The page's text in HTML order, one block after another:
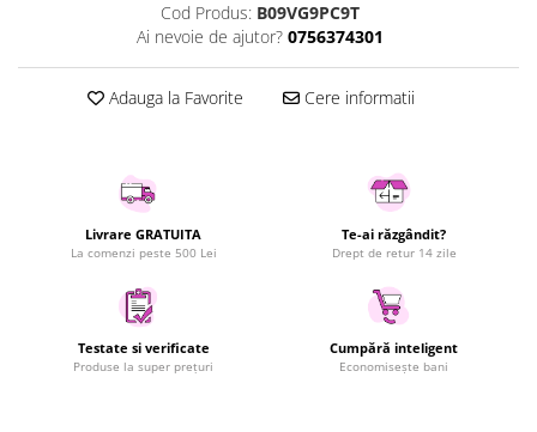
Wearable & Gadgeturi
Electrocasnice & Climatizare
Accesorii si piese masini spalat
rufe si uscatoare
Aparate Frigorifice
Aparate Racire Aer
Aragaze si cuptoare cu microunde
Climatizare & sisteme de incalzire
Electrocasnice pentru Bucatarie
Fiare de calcat si masini de cusut
Cod Produs: B09VG9PC9T
Ai nevoie de ajutor? 0756374301
Adauga la Favorite Cere informatii
Livrare GRATUITA
La comenzi peste 500 Lei
Te-ai răzgândit?
Drept de retur 14 zile
Testate si verificate
Produse la super prețuri
Cumpără inteligent
Economisește bani